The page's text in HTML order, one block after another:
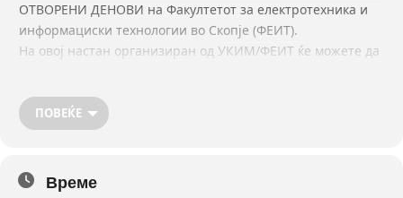
ОТВОРЕНИ ДЕНОВИ на Факултетот за електротехника и
информациски технологии во Скопје (ФЕИТ).
На овој настан организиран од УКИМ/ФЕИТ ќе можете да
образложи начинот и условите за конкурирање, односно
за запишување на ФЕИТ. Ќе ви се претстават тековните
можете да стапите во контакт со веќе успешни ФЕИТ
ПОВЕЌЕ
Време